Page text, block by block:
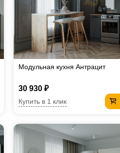
Модульная кухня Антрацит
30 930 ₽
Купить в 1 клик